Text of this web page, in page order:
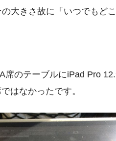
大きさ故に「いつでもど
席のテーブルにiPad Pro
はなかったです。